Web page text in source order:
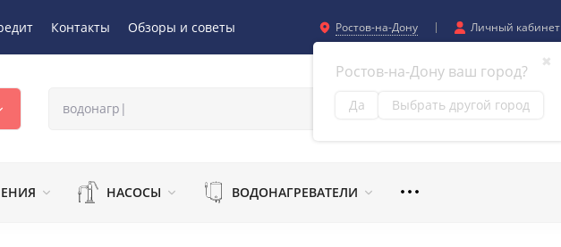
Контакты Обзоры и советы Ростов-на-Дону
✖
Ростов-на-Дону ваш город?
Да Выбрать другой город
Личный кабинет
НАСОСЫ ВОДОНАГРЕВАТЕЛИ